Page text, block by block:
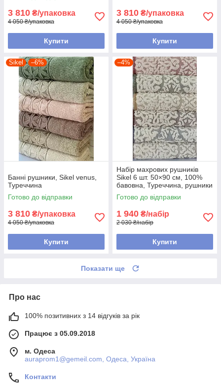
3 810 ₴/упаковка
4 050 ₴/упаковка
Купити
3 810 ₴/упаковка
4 050 ₴/упаковка
Купити
Sikel –6%
Банні рушники, Sikel venus,
Туреччина
Готово до відправки
3 810 ₴/упаковка
4 050 ₴/упаковка
Купити
–4%
Набір махрових рушників
Sikel 6 шт. 50×90 см, 100%
бавовна, Туреччина, рушники
для обличчя та рук
Готово до відправки
1 940 ₴/набір
2 030 ₴/набір
Купити
Показати ще
Про нас
100% позитивних з 14 відгуків за рік
Працює з 05.09.2018
м. Одеса
auraprom1@gemeil.com, Одеса, Україна
Контакти